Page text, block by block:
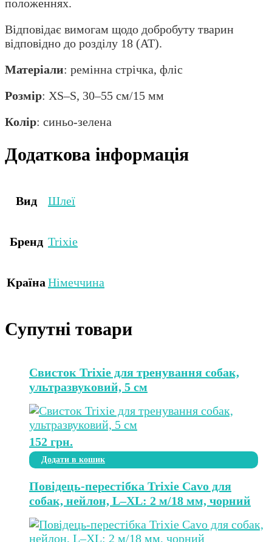
положеннях.
Відповідає вимогам щодо добробуту тварин
відповідно до розділу 18 (AT).
Матеріали: ремінна стрічка, фліс
Розмір: XS–S, 30–55 см/15 мм
Колір: синьо-зелена
Додаткова інформація
Вид Шлеї
Бренд Trixie
Країна Німеччина
Супутні товари
Свисток Trixie для тренування собак,
ультразвуковий, 5 см
152 грн.
Додати в кошик
Повідець-перестібка Trixie Cavo для
собак, нейлон, L–XL: 2 м/18 мм, чорний